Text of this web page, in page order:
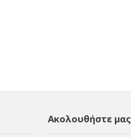
Ακολουθήστε μας